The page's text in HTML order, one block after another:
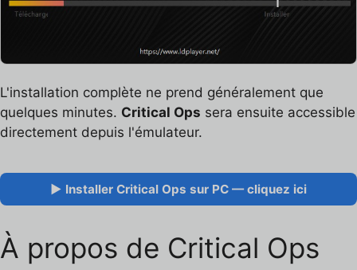
L'installation complète ne prend généralement que
quelques minutes. Critical Ops sera ensuite accessible
directement depuis l'émulateur.
▶ Installer Critical Ops sur PC — cliquez ici
À propos de Critical Ops